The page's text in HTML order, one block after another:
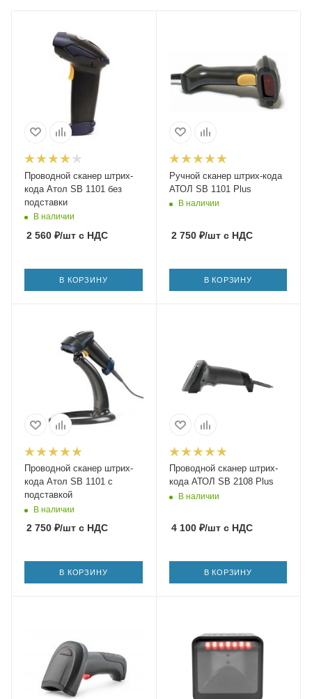
Проводной сканер штрих-
кода Атол SB 1101 без
подставки
В наличии
2 560 ₽/шт с НДС
В КОРЗИНУ
Ручной сканер штрих-кода
АТОЛ SB 1101 Plus
В наличии
2 750₽/штс НДС
В КОРЗИНУ
Проводной сканер штрих-
кода Атол SB 1101 с
подставкой
В наличии
2 750 ₽/шт с НДС
В КОРЗИНУ
Проводной сканер штрих-
кода АТОЛ SB 2108 Plus
В наличии
4 100₽/штс НДС
В КОРЗИНУ